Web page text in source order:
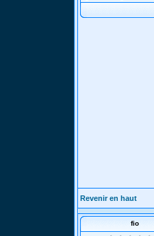
Revenir en haut
fio